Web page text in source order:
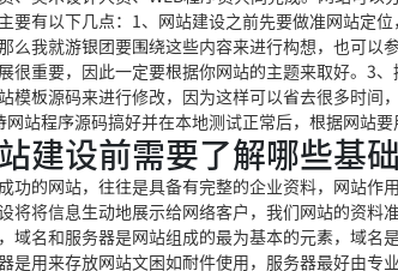
要有以下几点：1、网站建设之前先要做准网站定
么我就游银团要围绕这些内容来进行构想，也可
很重要，因此一定要根据你网站的主题来取好。3
模板源码来进行修改，因为这样可以省去很多时
网站程序源码搞好并在本地测试正常后，根据网站
建设前需要了解哪些基础
功的网站，往往是具备有完整的企业资料，网站
将将信息生动地展示给网络客户，我们网站的资
域名和服务器是网站组成的最为基本的元素，域
是用来存放网站文困如耐件使用，服务器最好由